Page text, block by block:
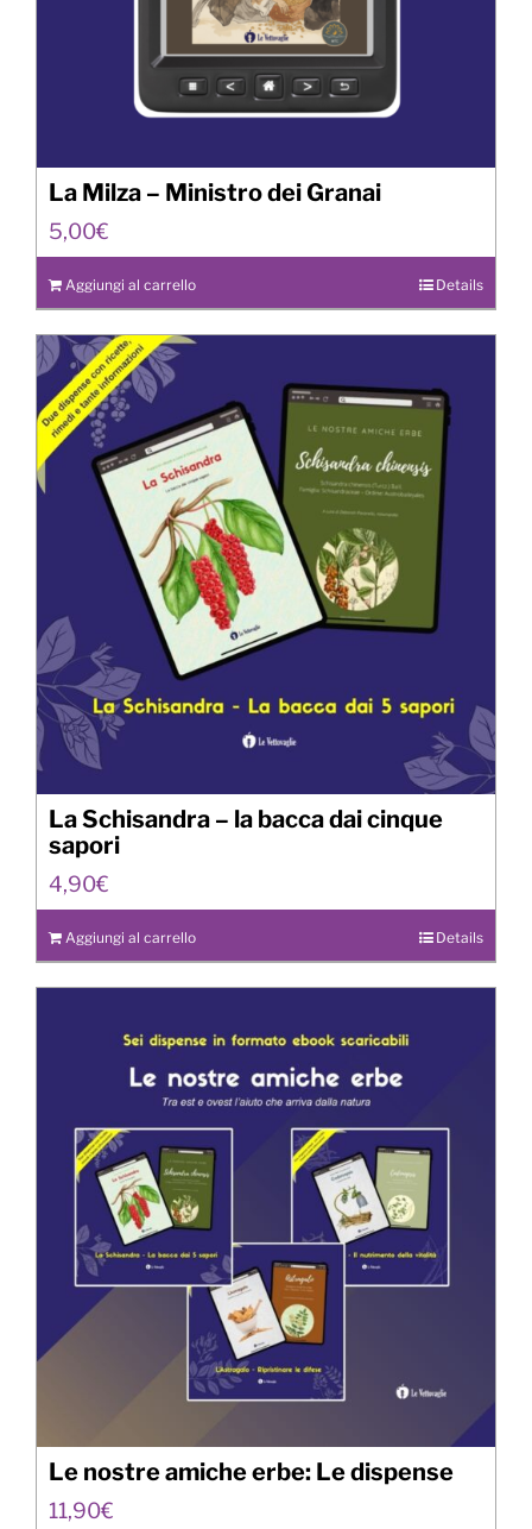
La Milza – Ministro dei Granai
5,00€
Aggiungi al carrello Details
La Schisandra – la bacca dai cinque
sapori
4,90€
Aggiungi al carrello Details
Le nostre amiche erbe: Le dispense
11,90€